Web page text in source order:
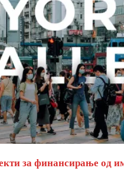
за финансирање од